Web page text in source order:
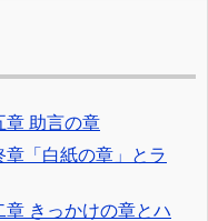
章 助言の章
「白紙の章」とラ
章 きっかけの章とハ